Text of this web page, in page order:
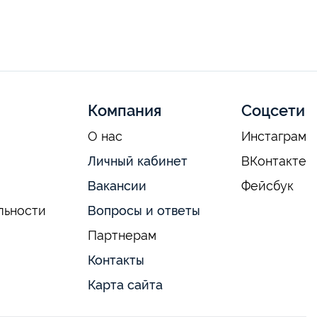
Компания
О нас
Личный кабинет
Вакансии
Вопросы и ответы
Партнерам
Контакты
Карта сайта
Соцсети
Инстаграм
ВКонтакте
Фейсбук